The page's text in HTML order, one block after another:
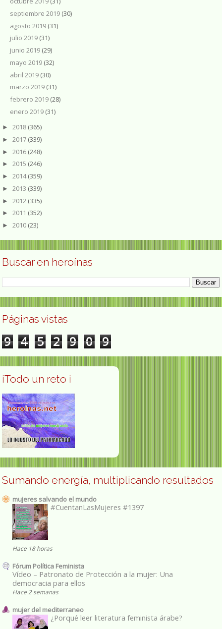
septiembre 2019 (30)
agosto 2019 (31)
julio 2019 (31)
junio 2019 (29)
mayo 2019 (32)
abril 2019 (30)
marzo 2019 (31)
febrero 2019 (28)
enero 2019 (31)
► 2018 (365)
► 2017 (339)
► 2016 (248)
► 2015 (246)
► 2014(359)
► 2013 (339)
► 2012 (335)
► 2011 (352)
► 2010 (23)
Buscar en heroínas
Páginas vistas
9 4 5 2 9 0 9
¡Todo un reto ¡
Sumando energía, multiplicando resultados
mujeres salvando el mundo
#CuentanLasMujeres #1397
Hace 18 horas
Fórum Política Feminista
Vídeo – Patronato de Protección a la mujer: Una
democracia para ellos
Hace 2 semanas
mujer del mediterraneo
¿Porqué leer literatura feminista árabe?